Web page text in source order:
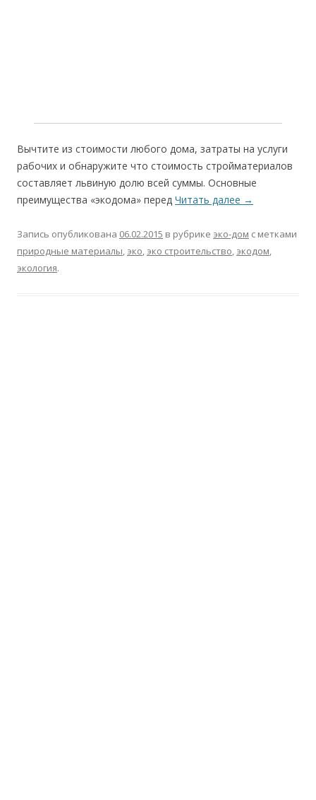
Вычтите из стоимости любого дома, затраты на услуги
рабочих и обнаружите что стоимость стройматериалов
составляет львиную долю всей суммы. Основные
преимущества «экодома» перед Читать далее →
Запись опубликована 06.02.2015 в рубрике эко-дом с метками
природные материалы, эко, эко строительство, экодом,
экология.